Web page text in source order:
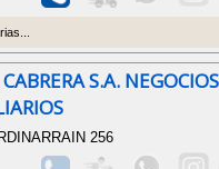
S.A.
256